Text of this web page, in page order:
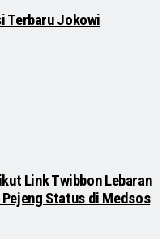
Terbaru Jokowi
Link Twibbon Lebaran
Status di Medsos